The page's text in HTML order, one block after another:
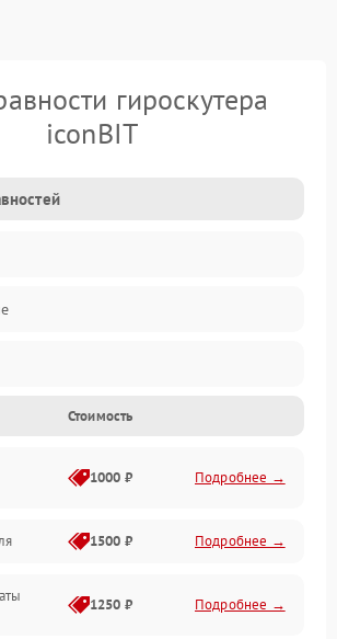
гироскутера
iconBIT
Стоимость
1000 ₽ Подробнее →
1500 ₽ Подробнее →
1250 ₽ Подробнее →